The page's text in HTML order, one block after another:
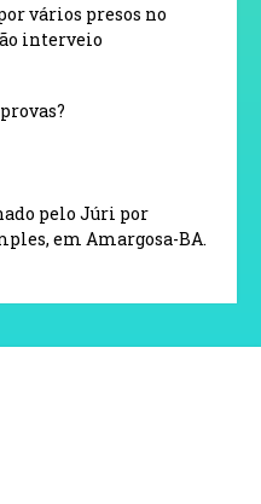
vários presos no
interveio
pelo Júri por
em Amargosa-BA.